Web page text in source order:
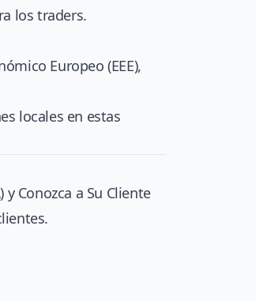
los traders.
Europeo (EEE),
locales en estas
Conozca a Su Cliente